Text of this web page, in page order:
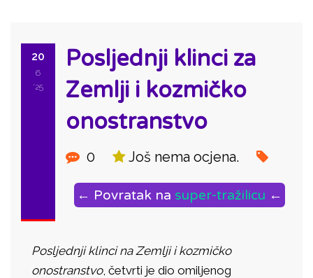
20
6
'25
Posljednji klinci za
Zemlji i kozmičko
onostranstvo
0 Još nema ocjena.
← Povratak na super-tražilicu ←
Posljednji klinci na Zemlji i kozmičko
onostranstvo, četvrti je dio omiljenog